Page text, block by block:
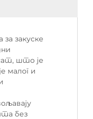
закуске
што је
малог и
без